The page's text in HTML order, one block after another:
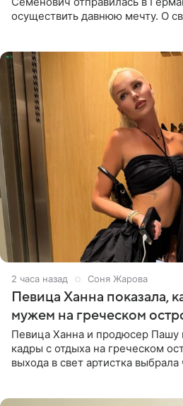
осуществить давнюю мечту. О
2 часа назад Соня Жарова
Певица Ханна показала,
мужем на греческом
Певица Ханна и продюсер Пашу
кадры с отдыха на греческом
выхода в свет артистка